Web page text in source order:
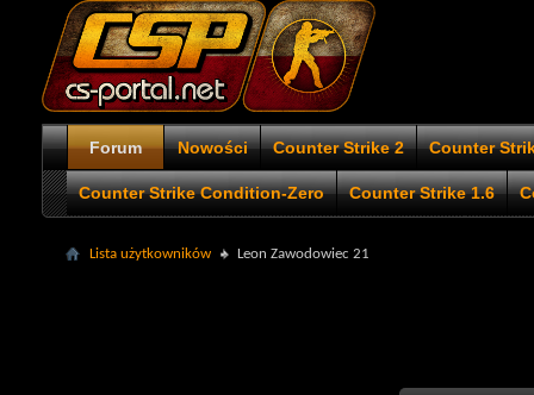
Forum Nowości Counter Strike 2 Counter
Counter Strike Condition-Zero Counter Strike 1.6
Lista użytkowników Leon Zawodowiec 21